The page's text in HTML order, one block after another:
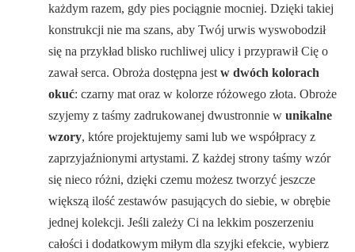
każdym razem, gdy pies pociągnie mocniej. Dzięki takiej
konstrukcji nie ma szans, aby Twój urwis wyswobodził
się na przykład blisko ruchliwej ulicy i przyprawił Cię o
zawał serca. Obroża dostępna jestw dwóch kolorach
okuć: czarny mat oraz w kolorze różowego złota. Obroże
szyjemy z taśmy zadrukowanej dwustronnie wunikalne
wzory, które projektujemy sami lub we współpracy z
zaprzyjaźnionymi artystami. Z każdej strony taśmy wzór
się nieco różni, dzięki czemu możesz tworzyć jeszcze
większą ilość zestawów pasujących do siebie, w obrębie
jednej kolekcji. Jeśli zależy Ci na lekkim poszerzeniu
całości i dodatkowym miłym dla szyjki efekcie, wybierz